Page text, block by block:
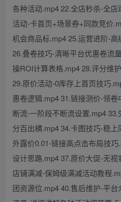
各种活动.mp4 22.全店秒杀-全
活动-卡首页+场景券+同款竞价
机会商品标.mp4 25.运营进阶-
26.叠卷技巧-清晰平台优惠卷流
操ROI计算表格.mp4 28.评分维
29.原价活动-0库存上首页技巧
惠卷逻辑.mp4 31.链接测价-领
断流-一阶段不断流设置.mp4
分百出横.mp4 34.卡图技巧-稳
外露价0.01-链接高点击布局技
设计思路.mp4 37.原价大促-无
店铺满减-保姆级满减活动教程
团资源位.mp4 40.售后维护-平